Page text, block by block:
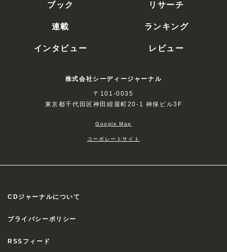
ブック
リサーチ
連載
ランキング
インタビュー
レビュー
株式会社シーディージャーナル
〒101-0035
東京都千代田区神田紺屋町20-1 神保ビル3F
Google Map
コーポレートサイト
CDジャーナルについて
プライバシーポリシー
RSSフィード